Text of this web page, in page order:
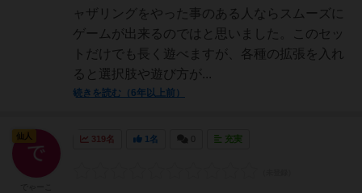
ャザリングをやった事のある人ならスムーズに
ゲームが出来るのではと思いました。このセッ
トだけでも長く遊べますが、各種の拡張を入れ
ると選択肢や遊び方が...
続きを読む（6年以上前）
319名 1名 充実
仙人